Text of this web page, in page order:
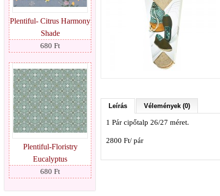
Plentiful- Citrus Harmony
Shade
680 Ft
Plentiful-Floristry
Eucalyptus
680 Ft
Leírás Vélemények (0)
1 Pár cipőtalp 26/27 méret.
2800 Ft/ pár